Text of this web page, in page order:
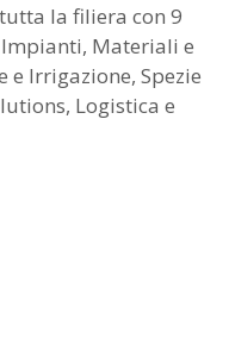
la filiera con 9
Materiali e
Irrigazione, Spezie
Logistica e